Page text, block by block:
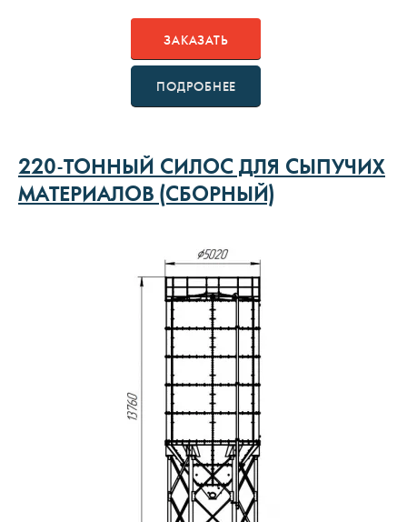
ЗАКАЗАТЬ
ПОДРОБНЕЕ
220-ТОННЫЙ СИЛОС ДЛЯ СЫПУЧИХ
МАТЕРИАЛОВ (СБОРНЫЙ)